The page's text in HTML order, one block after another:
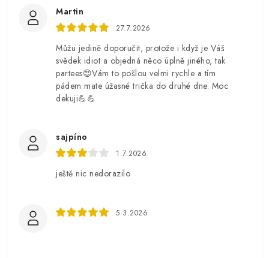
Martin
27.7.2026
Můžu jedině doporučit, protože i když je Váš
svědek idiot a objedná něco úplně jiného, tak
partees😍Vám to pošlou velmi rychle a tím
pádem mate úžasné trička do druhé dne. Moc
dekuji💪💪
sajpíno
1.7.2026
ještě nic nedorazilo
5.3.2026